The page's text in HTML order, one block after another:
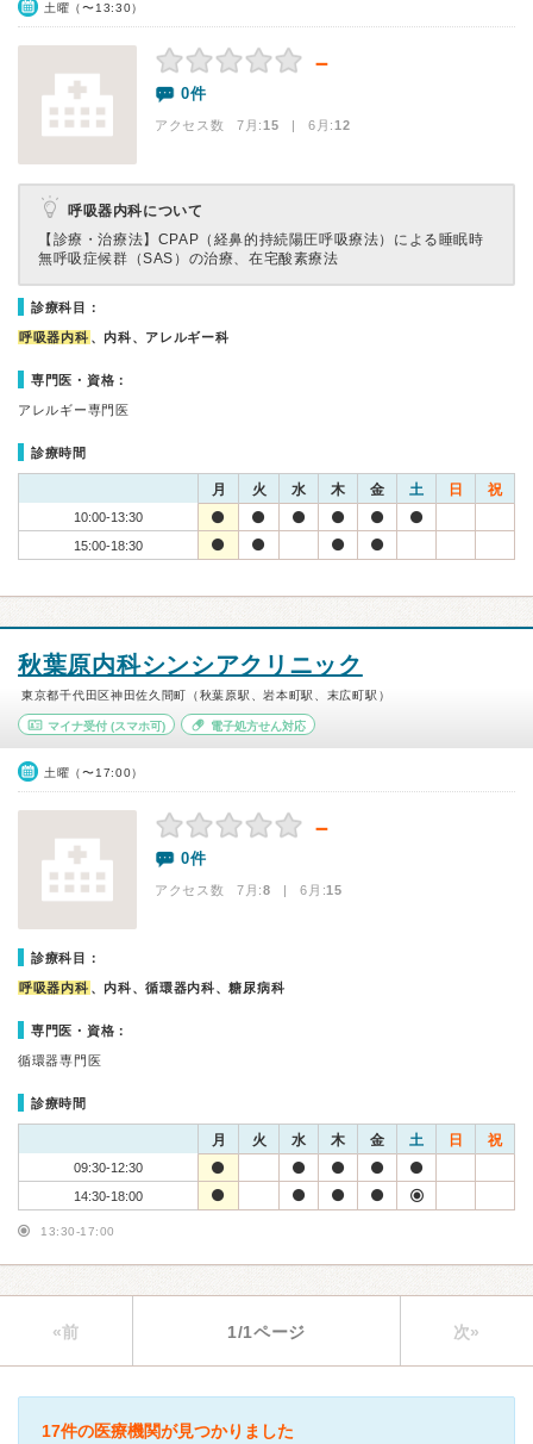
土曜（〜13:30）
－
0件
アクセス数 7月:15 | 6月:12
呼吸器内科について
【診療・治療法】 CPAP（経鼻的持続陽圧呼吸療法）による睡眠時
無呼吸症候群（SAS）の治療、在宅酸素療法
診療科目：
呼吸器内科 、内科、アレルギー科
専門医・資格：
アレルギー専門医
診療時間
月 火 水 木 金 土 日 祝
10:00-13:30
15:00-18:30
秋葉原内科シンシアクリニック
東京都千代田区神田佐久間町（秋葉原駅、岩本町駅、末広町駅）
マイナ受付 (スマホ可) 電子処方せん対応
土曜（〜17:00）
－
0件
アクセス数 7月:8 | 6月:15
診療科目：
呼吸器内科 、内科、循環器内科、糖尿病科
専門医・資格：
循環器専門医
診療時間
月 火 水 木 金 土 日 祝
09:30-12:30
14:30-18:00
13:30-17:00
«前 1/1ページ 次»
17件の医療機関が見つかりました